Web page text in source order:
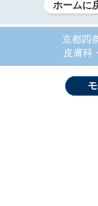
ホームに
京都四
皮膚科